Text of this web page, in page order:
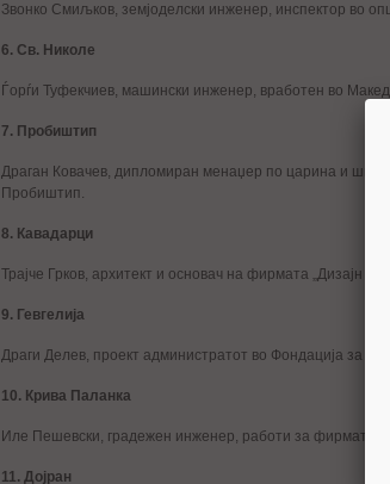
Звонко Смиљков, земјоделски инженер, инспектор во
6. Св. Николе
Ѓорѓи Туфекчиев, машински инженер, вработен во
7. Пробиштип
Драган Ковачев, дипломиран менаџер по царина и
Пробиштип.
8. Кавадарци
Трајче Грков, архитект и основач на фирмата „Дизајн
9. Гевгелија
Драги Делев, проект администратот во Фондација за
10. Крива Паланка
Иле Пешевски, градежен инженер, работи за фирмата
11. Дојран